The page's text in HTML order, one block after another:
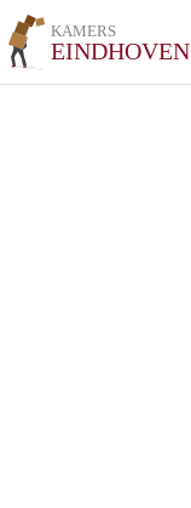
KAMERS
EINDHOVEN